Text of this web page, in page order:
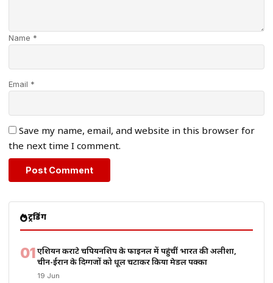
Name *
Email *
Save my name, email, and website in this browser for
the next time I comment.
ट्रेंडिंग
01एशियन कराटे चैंपियनशिप के फाइनल में पहुंचीं भारत की अलीशा,
चीन-ईरान के दिग्गजों को धूल चटाकर किया मेडल पक्का
19 Jun